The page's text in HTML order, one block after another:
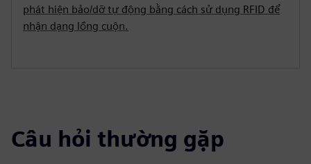
phát hiện bảo/dỡ tự động bằng cách sử dụng RFID để
nhận dạng lồng cuộn.
Câu hỏi thường gặp